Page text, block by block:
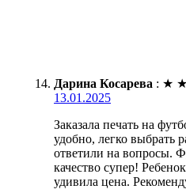
Дарина Косарева : ★ ★
13.01.2025
Заказала печать на
удобно, легко выбрать
ответили на вопросы.
качество супер!
удивила цена.